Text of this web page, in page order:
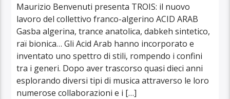
Maurizio Benvenuti presenta TROIS: il nuovo
lavoro del collettivo franco-algerino ACID ARAB
Gasba algerina, trance anatolica, dabkeh sintetico,
raï bionica… Gli Acid Arab hanno incorporato e
inventato uno spettro di stili, rompendo i confini
tra i generi. Dopo aver trascorso quasi dieci anni
esplorando diversi tipi di musica attraverso le loro
numerose collaborazioni e i […]